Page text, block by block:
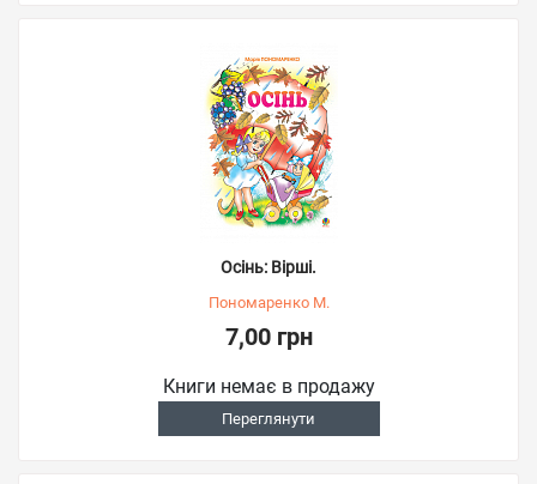
Осінь: Вірші.
Пономаренко М.
7,00 грн
Книги немає в продажу
Переглянути